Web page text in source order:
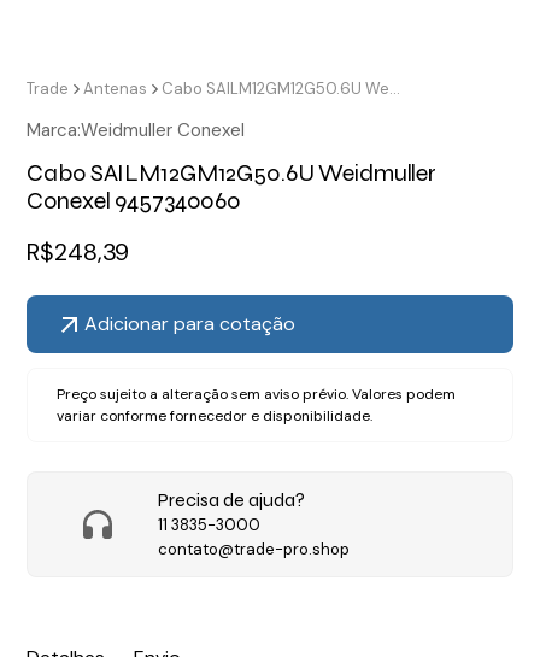
Trade Antenas Cabo SAILM12GM12G50.6U Weidmuller Conexel 9457340060
Marca:Weidmuller Conexel
Cabo SAILM12GM12G50.6U Weidmuller
Conexel 9457340060
R$248,39
Adicionar para cotação
Preço sujeito a alteração sem aviso prévio. Valores podem
variar conforme fornecedor e disponibilidade.
Precisa de ajuda?
11 3835-3000
contato@trade-pro.shop